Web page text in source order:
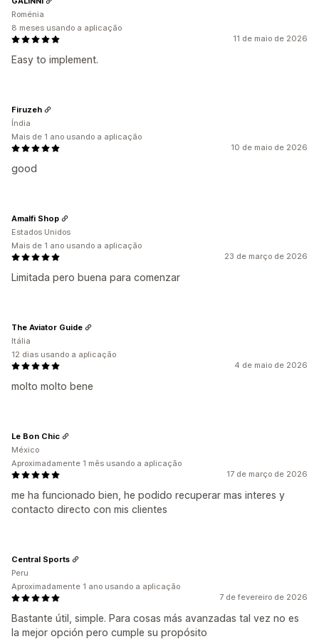
11 de maio de 2026
Easy to implement.
Roménia
8 meses usando a aplicação
10 de maio de 2026
good
Firuzeh
Índia
Mais de 1 ano usando a aplicação
23 de março de 2026
Limitada pero buena para comenzar
Amalfi Shop
Estados Unidos
Mais de 1 ano usando a aplicação
4 de maio de 2026
molto molto bene
The Aviator Guide
Itália
12 dias usando a aplicação
17 de março de 2026
me ha funcionado bien, he podido recuperar mas interes y
contacto directo con mis clientes
Le Bon Chic
México
Aproximadamente 1 mês usando a aplicação
7 de fevereiro de 2026
Bastante útil, simple. Para cosas más avanzadas tal vez no es
la mejor opción pero cumple su propósito
Central Sports
Peru
Aproximadamente 1 ano usando a aplicação